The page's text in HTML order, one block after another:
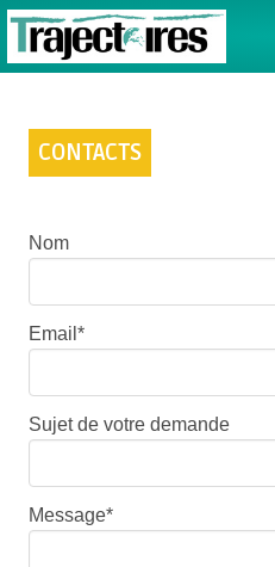
CONTACTS
Nom
Email*
Sujet de votre demande
Message*